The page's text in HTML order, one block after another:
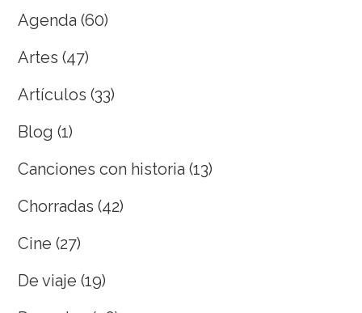
Agenda (60)
Artes (47)
Artículos (33)
Blog (1)
Canciones con historia (13)
Chorradas (42)
Cine (27)
De viaje (19)